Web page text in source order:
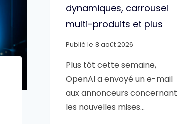
dynamiques, carrousel
multi-produits et plus
Publié le 8 août 2026
Plus tôt cette semaine,
OpenAI a envoyé un e-mail
aux annonceurs concernant
les nouvelles mises…